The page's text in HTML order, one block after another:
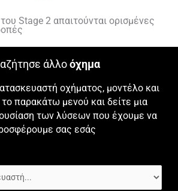
Stage 2 απαιτούνται ορισμένες
άλλοόχημα
οχήματος, μοντέλο και
παρακάτω μενού και δείτε μια
των λύσεων που έχουμε να
σας εσάς